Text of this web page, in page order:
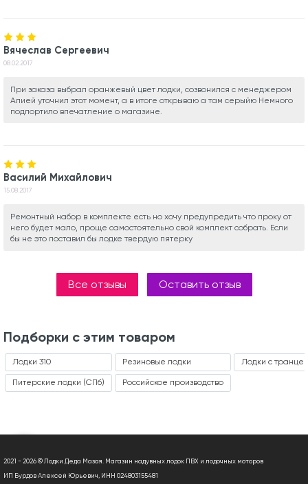
Вячеслав Сергеевич
08.02.2017
При заказа выбрал оранжевый цвет лодки, созвонился с менеджером
Алией уточнил этот момент, а в итоге открываю а там серыйю Немного
подпортило впечатление о магазине.
Василий Михайлович
15.08.2017
Ремонтный набор в комплекте есть но хочу предупредить что проку от
него будет мало, проще самостоятельно свой комплект собрать. Если
бы не это поставил бы лодке твердую пятерку
Все отзывы Оставить отзыв
Подборки с этим товаром
Лодки 310
Питерские лодки (СПб)
Резиновые лодки
Российское производство
Лодки с
2021 - 2026 © Лодки Деда Мазая. Магазин надувных лодок ПВХ и лодочных моторов
ИП Бурдов Алексей Юрьевич, ИНН 024803155481